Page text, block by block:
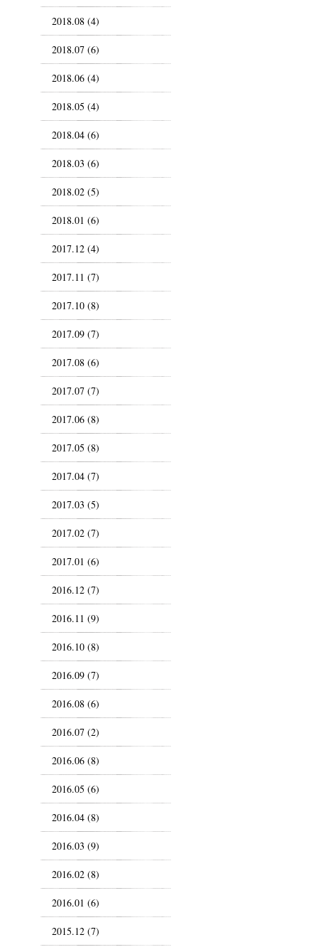
2018.08 (4)
2018.07 (6)
2018.06 (4)
2018.05 (4)
2018.04 (6)
2018.03 (6)
2018.02 (5)
2018.01 (6)
2017.12 (4)
2017.11 (7)
2017.10 (8)
2017.09 (7)
2017.08 (6)
2017.07 (7)
2017.06 (8)
2017.05 (8)
2017.04 (7)
2017.03 (5)
2017.02 (7)
2017.01 (6)
2016.12 (7)
2016.11 (9)
2016.10 (8)
2016.09 (7)
2016.08 (6)
2016.07 (2)
2016.06 (8)
2016.05 (6)
2016.04 (8)
2016.03 (9)
2016.02 (8)
2016.01 (6)
2015.12 (7)